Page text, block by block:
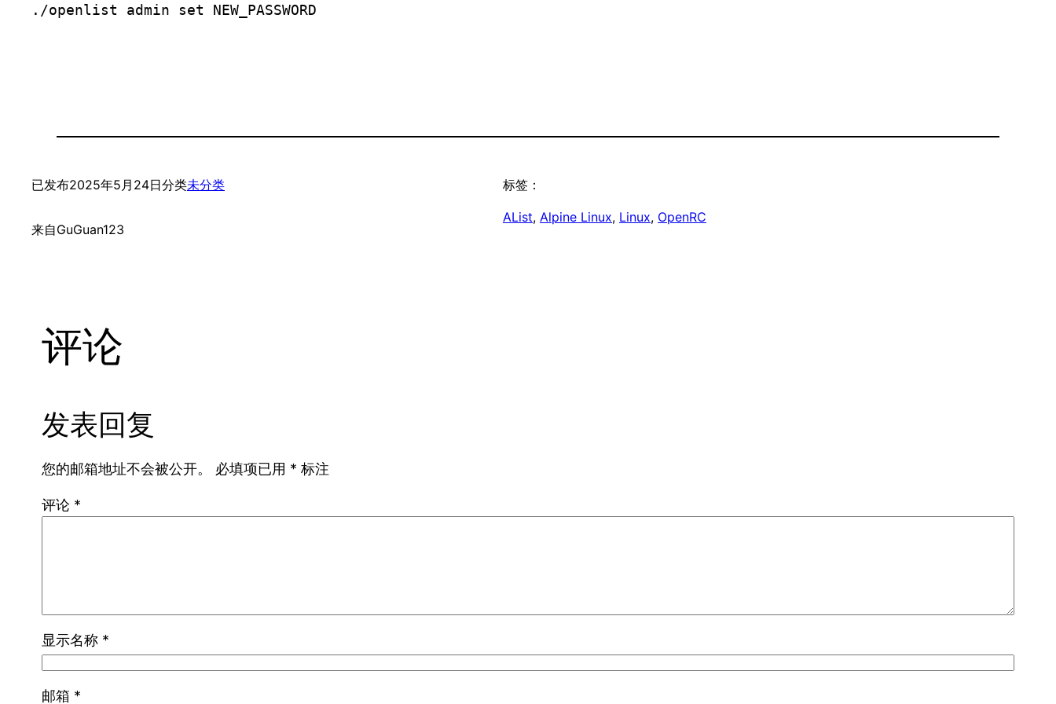
./openlist admin set NEW_PASSWORD
已发布2025年5月24日分类未分类
来自GuGuan123
标签：
AList, Alpine Linux, Linux, OpenRC
评论
发表回复
您的邮箱地址不会被公开。 必填项已用 * 标注
评论 *
显示名称 *
邮箱 *